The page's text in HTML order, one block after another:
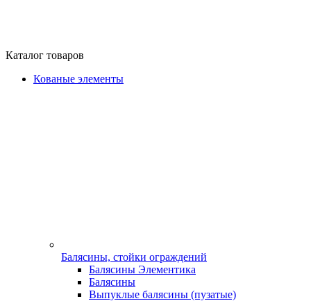
Каталог товаров
Кованые элементы
Балясины, стойки ограждений
Балясины Элементика
Балясины
Выпуклые балясины (пузатые)